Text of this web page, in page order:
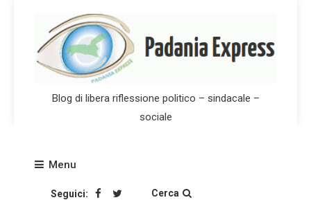
Blog di libera riflessione politico – sindacale –
sociale
Menu
Seguici: Cerca